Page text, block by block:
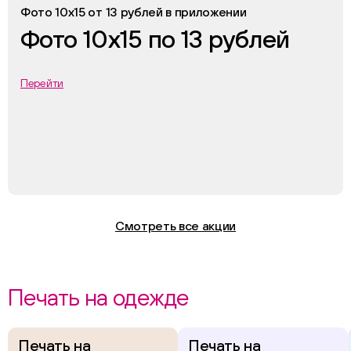
Фото 10х15 от 13 рублей в приложении
Фото 10х15 по 13 рублей
Перейти
Смотреть все акции
Печать на одежде
Печать на Печать на